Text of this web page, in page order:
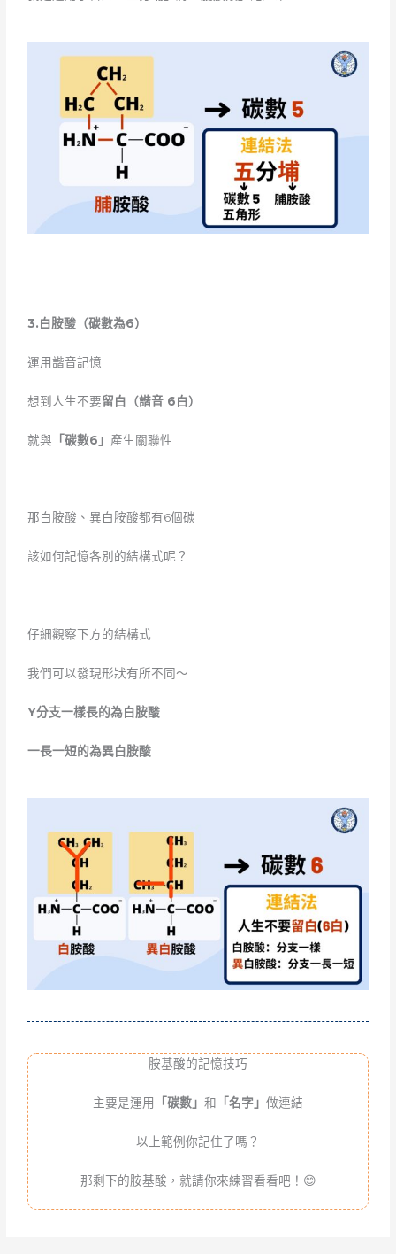
3.白胺酸（碳數為6）
運用諧音記憶
想到人生不要留白（諧音 6白）
就與 「碳數6」 產生關聯性
那白胺酸、異白胺酸都有6個碳
該如何記憶各別的結構式呢？
仔細觀察下方的結構式
我們可以發現形狀有所不同～
Y分支一樣長的為白胺酸
一長一短的為異白胺酸
胺基酸的記憶技巧
主要是運用 「碳數」 和 「名字」 做連結
以上範例你記住了嗎？
那剩下的胺基酸，就請你來練習看看吧！😊